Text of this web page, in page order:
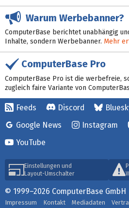
Warum Werbebanner?
ComputerBase berichtet unabhängig
Inhalte, sondern Werbebanner. Mehr
ComputerBase Pro
ComputerBase Pro ist die werbefreie,
zugleich faire Variante von
Feeds Discord
Google News
Instagram
YouTube
Einstellungen und
Layout-Umschalter
© 1999–2026 ComputerBase GmbH
Impressum Kontakt Mediadaten